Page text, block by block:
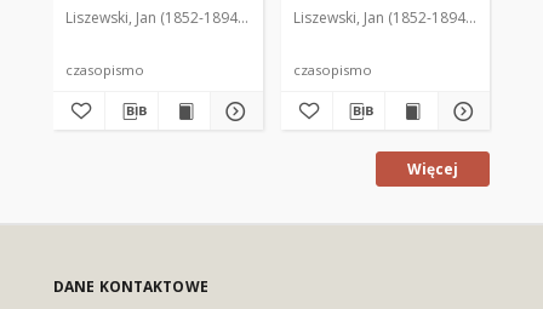
Liszewski, Jan (1852-1894). Red.
czasopismo
Liszewski, Jan (1852-1894). Red.
czasopismo
Więcej
DANE KONTAKTOWE